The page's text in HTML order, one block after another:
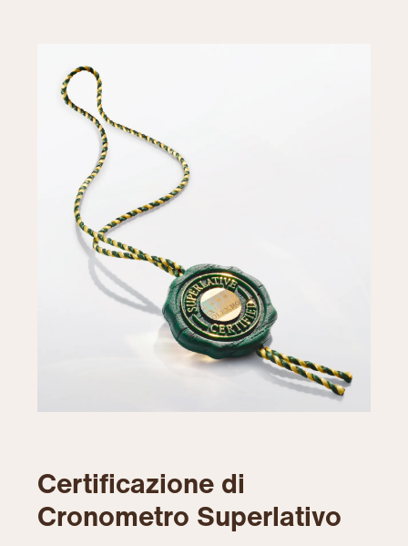
Certificazione di
Cronometro Superlativo